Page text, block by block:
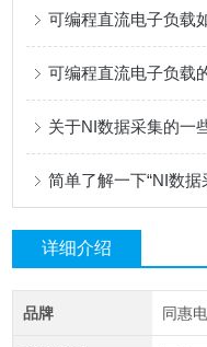
可编程直流电子负载
可编程直流电子负载
关于NI数据采集的一
简单了解一下“NI数据
详细介绍
品牌 同惠